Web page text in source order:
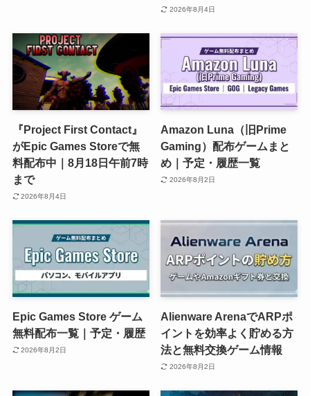
2026年8月4日
『Project First Contact』
がEpic Games Storeで無
料配布中｜8月18日午前7時
まで
2026年8月4日
Amazon Luna（旧Prime
Gaming）配布ゲームまと
め｜予定・履歴一覧
2026年8月2日
Epic Games Store ゲーム
無料配布一覧｜予定・履歴
2026年8月2日
Alienware ArenaでARPポ
イントを効率よく貯める方
法と無料交換ゲーム情報
2026年8月2日